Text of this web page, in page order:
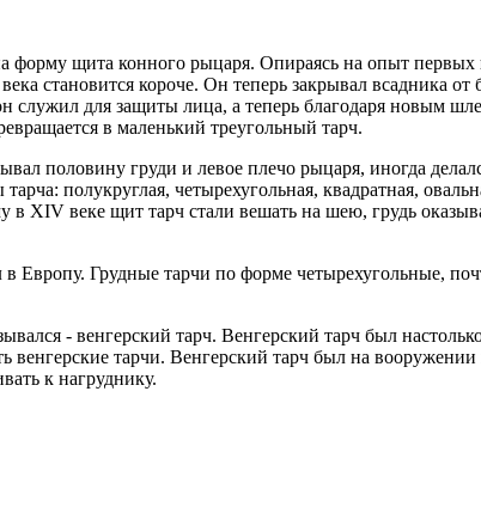
форму щита конного рыцаря. Опираясь на опыт
становится короче. Он теперь закрывал всадника от
служил для защиты лица, а теперь благодаря новым
в маленький треугольный тарч.
половину груди и левое плечо рыцаря, иногда
полукруглая, четырехугольная, квадратная,
веке щит тарч стали вешать на шею, грудь
Европу. Грудные тарчи по форме четырехугольные,
- венгерский тарч. Венгерский тарч был
венгерские тарчи. Венгерский тарч был на
к нагруднику.